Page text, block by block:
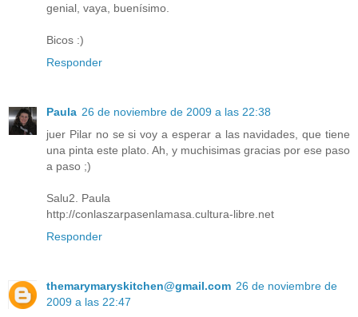
genial, vaya, buenísimo.
Bicos :)
Responder
Paula 26 de noviembre de 2009 a las 22:38
juer Pilar no se si voy a esperar a las navidades, que tiene
una pinta este plato. Ah, y muchisimas gracias por ese paso
a paso ;)
Salu2. Paula
http://conlaszarpasenlamasa.cultura-libre.net
Responder
themarymaryskitchen@gmail.com 26 de noviembre de
2009 a las 22:47